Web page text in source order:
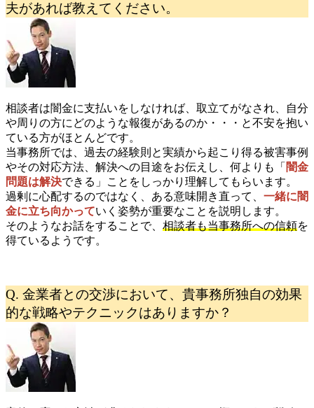
夫があれば教えてください。
相談者は闇金に支払いをしなければ、取立てがなされ、自分
や周りの方にどのような報復があるのか・・・と不安を抱い
ている方がほとんどです。
当事務所では、過去の経験則と実績から起こり得る被害事例
やその対応方法、解決への目途をお伝えし、何よりも「 闇金
問題は解決できる」ことをしっかり理解してもらいます。
過剰に心配するのではなく、ある意味開き直って、 一緒に闇
金に立ち向かっていく姿勢が重要なことを説明します。
そのようなお話をすることで、 相談者も当事務所への信頼を
得ているようです。
Q. 金業者との交渉において、貴事務所独自の効果
的な戦略やテクニックはありますか？